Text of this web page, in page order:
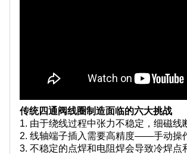
传统四通阀线圈制造面临的六大挑战
1. 由于绕线过程中张力不稳定，细磁线
2. 线轴端子插入需要高精度——手动操
3. 不稳定的点焊和电阻焊会导致冷焊点